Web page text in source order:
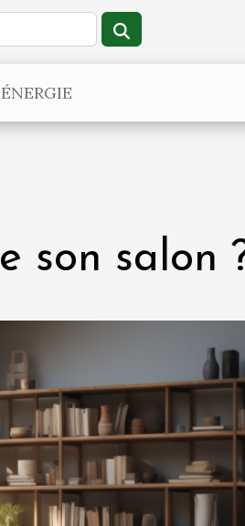
ÉNERGIE
son salon